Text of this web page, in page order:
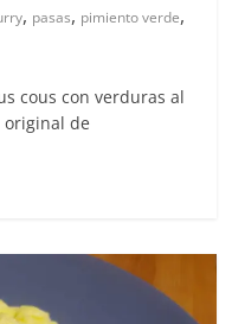
, pasas, pimiento verde,
cous con verduras al
original de